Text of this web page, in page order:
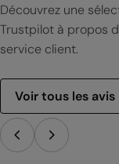
Découvrez une
Trustpilot à propos
service client.
Voir tous les avis